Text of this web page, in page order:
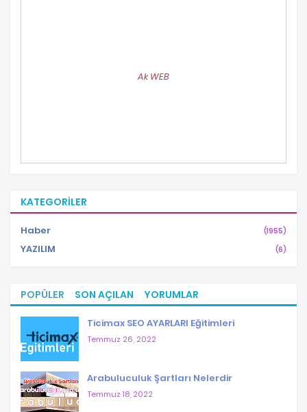
Ak WEB
KATEGORILER
Haber (1955)
YAZILIM (6)
POPÜLER SON AÇILAN YORUMLAR
Ticimax SEO AYARLARI Eğitimleri
Temmuz 26, 2022
Arabuluculuk Şartları Nelerdir
Temmuz 18, 2022